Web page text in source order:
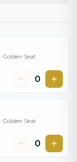
Golden Seat
0
Golden Seat
0